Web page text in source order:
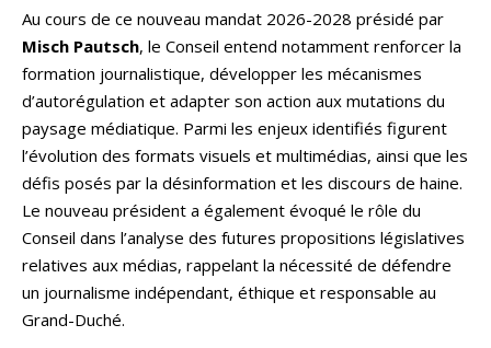
Au cours de ce nouveau mandat 2026-2028 présidé par
Misch Pautsch, le Conseil entend notamment renforcer la
formation journalistique, développer les mécanismes
d’autorégulation et adapter son action aux mutations du
paysage médiatique. Parmi les enjeux identifiés figurent
l’évolution des formats visuels et multimédias, ainsi que les
défis posés par la désinformation et les discours de haine.
Le nouveau président a également évoqué le rôle du
Conseil dans l’analyse des futures propositions législatives
relatives aux médias, rappelant la nécessité de défendre
un journalisme indépendant, éthique et responsable au
Grand-Duché.